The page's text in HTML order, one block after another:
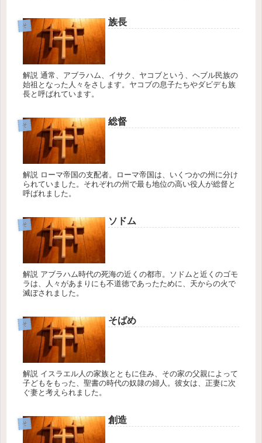
そ 族長
解説 通常、アブラハム、イサク、ヤコブという、ヘブル民族の
始祖となった人々をさします。ヤコブの息子たちやダビデも族
長と呼ばれています。
そ 総督
解説 ローマ帝国の支配者。ローマ帝国は、いくつかの州に分け
られていました。それぞれの州で最も地位の高い役人が総督と
呼ばれました。
そ ソドム
解説 アブラハム時代の死海の近くの都市。ソドムと近くのゴモ
ラは、人々があまりにも不道徳であったために、天からの火で
滅ぼされました。
そ そばめ
解説 イスラエル人の家族とともに住み、その家の父親によって
子どもをもった、聖書の時代の奴隷の婦人。彼女は、正妻に次
ぐ妻と考えられました。
そ 創造